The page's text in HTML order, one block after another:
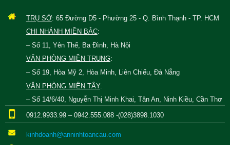
TRỤ SỞ: 65 Đường D5 - Phường 25 - Q. Bình Thạnh - TP. HCM
CHI NHÁNH MIỀN BẮC:
– Số 11, Yên Thế, Ba Đình, Hà Nội
VĂN PHÒNG MIỀN TRUNG:
– Số 19, Hòa Mỹ 2, Hòa Minh, Liên Chiểu, Đà Nẵng
VĂN PHÒNG MIỀN TÂY:
– Số 14/6/40, Nguyễn Thị Minh Khai, Tân An, Ninh Kiều, Cần Thơ
0912.9933.99 – 0942.555.088 -(028)3898.1030
kinhdoanh@anninhtoancau.com